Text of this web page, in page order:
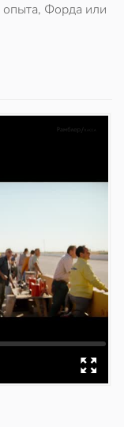
опыта, Форда или